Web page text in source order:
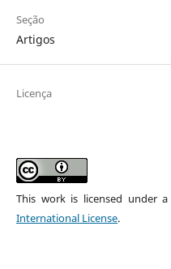
Seção
Artigos
Licença
This work is licensed under
International License.